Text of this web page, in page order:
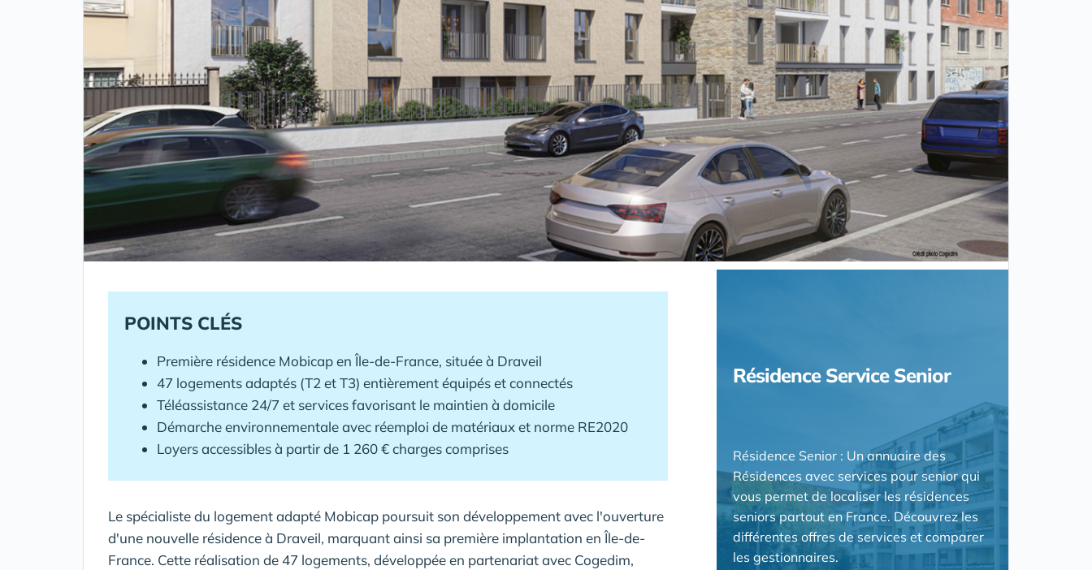
POINTS CLÉS
Première résidence Mobicap en Île-de-France, située à Draveil
47 logements adaptés (T2 et T3) entièrement équipés et connectés
Téléassistance 24/7 et services favorisant le maintien à domicile
Démarche environnementale avec réemploi de matériaux et norme RE2020
Loyers accessibles à partir de 1 260 € charges comprises
Le spécialiste du logement adapté Mobicap poursuit son développement avec l'ouverture
d'une nouvelle résidence à Draveil, marquant ainsi sa première implantation en Île-de-
France. Cette réalisation de 47 logements, développée en partenariat avec Cogedim,
Résidence Service Senior
Résidence Senior : Un annuaire des
Résidences avec services pour senior qui
vous permet de localiser les résidences
seniors partout en France. Découvrez les
différentes offres de services et comparer
les gestionnaires.